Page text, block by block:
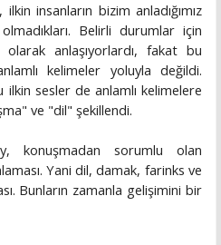
insanların bizim anladığımız
Belirli durumlar için
anlaşıyorlardı, fakat bu
kelimeler yoluyla değildi.
ilkin sesler de anlamlı kelimelere
ve "dil" şekillendi.
konuşmadan sorumlu olan
Yani dil, damak, farinks ve
Bunların zamanla gelişimini bir